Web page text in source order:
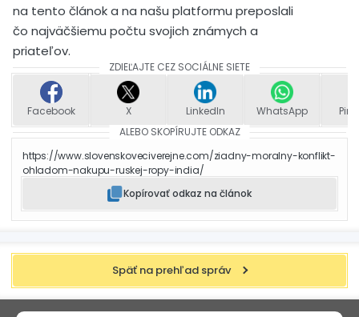
na tento článok a na našu platformu preposlali
čo najväčšiemu počtu svojich známych a
priateľov.
ZDIEĽAJTE CEZ SOCIÁLNE SIETE
Facebook X LinkedIn WhatsApp
ALEBO SKOPÍRUJTE ODKAZ
https://www.slovenskoveciverejne.com/ziadny-moralny-konflikt-
ohladom-nakupu-ruskej-ropy-india/
Kopírovať odkaz na článok
Späť na prehľad správ